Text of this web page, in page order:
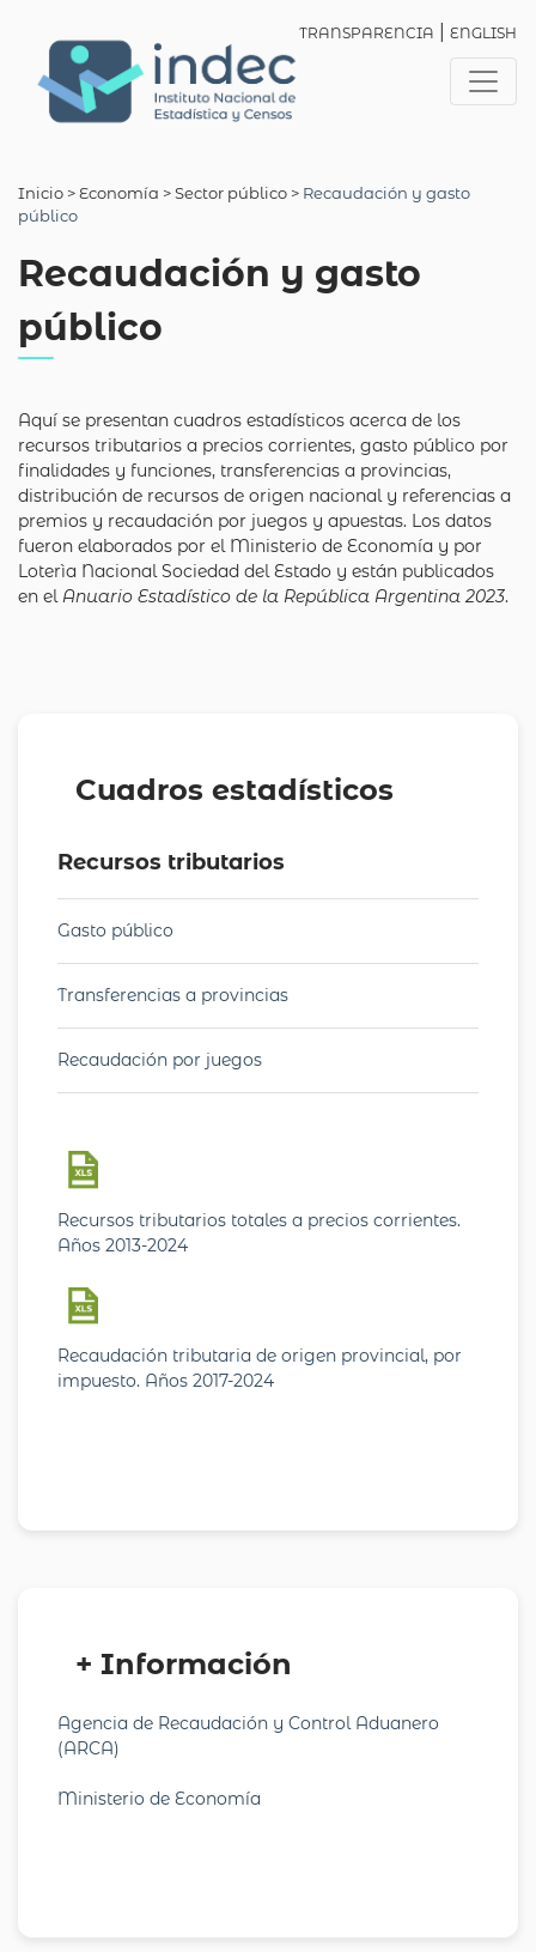
TRANSPARENCIA ENGLISH
Inicio > Economía >Sector público > Recaudación y gasto
público
Recaudación y gasto
público
Aquí se presentan cuadros estadísticos acerca de los
recursos tributarios a precios corrientes, gasto público por
finalidades y funciones, transferencias a provincias,
distribución de recursos de origen nacional y referencias a
premios y recaudación por juegos y apuestas. Los datos
fueron elaborados por el Ministerio de Economía y por
Loterìa Nacional Sociedad del Estado y están publicados
en elAnuario Estadístico de la República Argentina 2023.
Cuadros estadísticos
Recursos tributarios
Gasto público
Transferencias a provincias
Recaudación por juegos
Recursos tributarios totales a precios corrientes.
Años 2013-2024
Recaudación tributaria de origen provincial, por
impuesto. Años 2017-2024
+ Información
Agencia de Recaudación y Control Aduanero
(ARCA)
Ministerio de Economía